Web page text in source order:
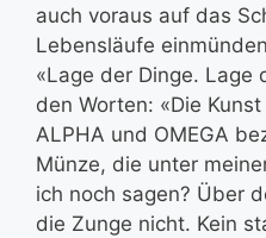
auch voraus auf das
Lebensläufe
«Lage der Dinge. Lage
den Worten: «Die
ALPHA und OMEGA
Münze, die unter
ich noch sagen? Über
die Zunge nicht. Kein